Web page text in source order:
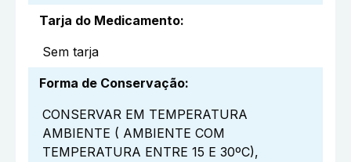
Tarja do Medicamento:
Sem tarja
Forma de Conservação:
CONSERVAR EM TEMPERATURA
AMBIENTE ( AMBIENTE COM
TEMPERATURA ENTRE 15 E 30ºC),